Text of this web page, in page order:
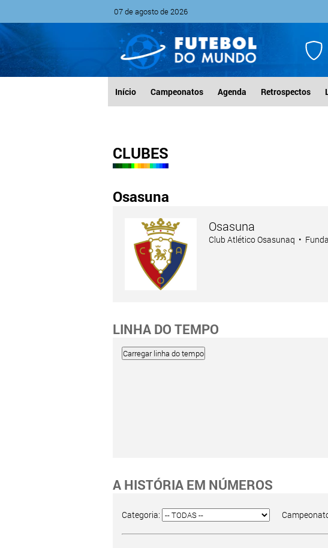
07 de agosto de 2026
Início Campeonatos Agenda Retrospectos
CLUBES
Osasuna
Osasuna
Club Atlético Osasunaq •
LINHA DO TEMPO
A HISTÓRIA EM NÚMEROS
Categoria: